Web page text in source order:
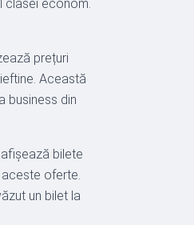
clasei econom.
prețuri
Această
business din
bilete
aceste oferte.
un bilet la